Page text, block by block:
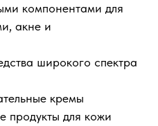
компонентами для
акне и
широкого спектра
кремы
продукты для кожи